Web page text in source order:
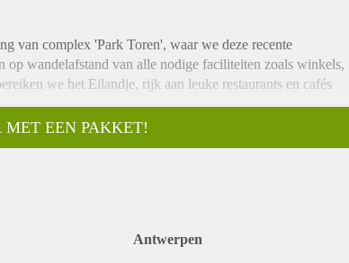
van complex 'Park Toren', waar we deze recente
op wandelafstand van alle nodige faciliteiten zoals winkels,
we het Eilandje, rijk aan leuke restaurants en cafés
de AP Hogeschool. Op vijf minuten fietsen bevindt zich dan
MET EEN PAKKET!
Antwerpen